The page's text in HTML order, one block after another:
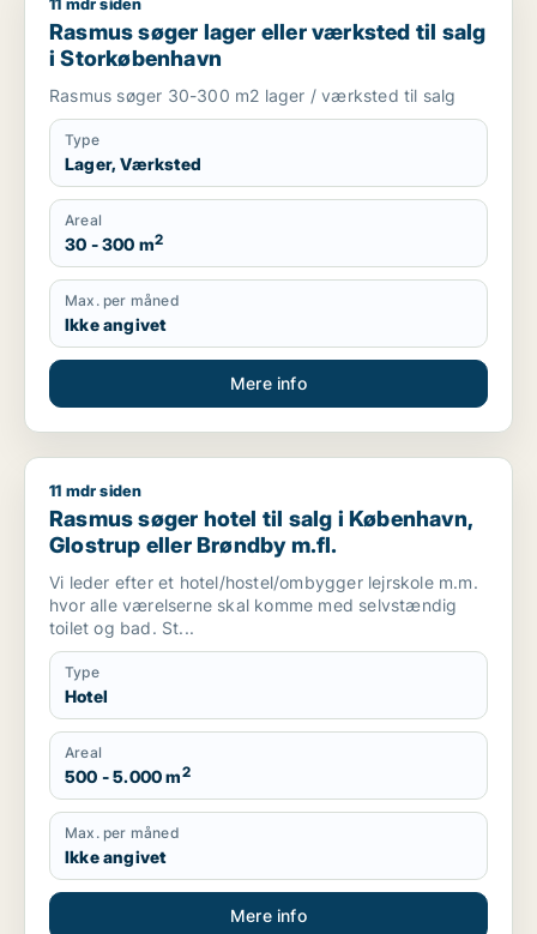
Rasmus søger lager eller værksted til salg i Storkøbenhavn
Rasmus søger lager eller værksted til salg
i Storkøbenhavn
Rasmus søger 30-300 m2 lager / værksted til salg
Type
Lager, Værksted
Areal
30 - 300 m2
Max. per måned
Ikke angivet
Mere info
Rasmus søger hotel til salg i København, Glostrup eller
11 mdr siden
Rasmus søger hotel til salg i København,
Glostrup eller Brøndby m.fl.
Vi leder efter et hotel/hostel/ombygger lejrskole m.m.
hvor alle værelserne skal komme med selvstændig
toilet og bad. St...
Type
Hotel
Areal
500 - 5.000 m2
Max. per måned
Ikke angivet
Mere info